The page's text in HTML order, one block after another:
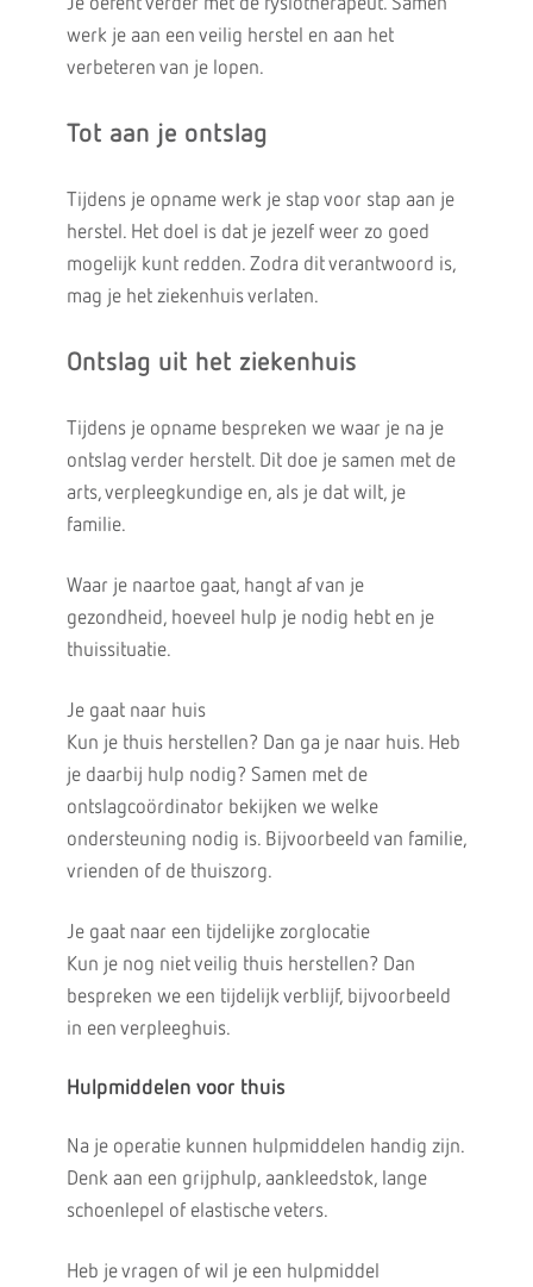
Je oefent verder met de fysiotherapeut. Samen
werk je aan een veilig herstel en aan het
verbeteren van je lopen.
Tot aan je ontslag
Tijdens je opname werk je stap voor stap aan je
herstel. Het doel is dat je jezelf weer zo goed
mogelijk kunt redden. Zodra dit verantwoord is,
mag je het ziekenhuis verlaten.
Ontslag uit het ziekenhuis
Tijdens je opname bespreken we waar je na je
ontslag verder herstelt. Dit doe je samen met de
arts, verpleegkundige en, als je dat wilt, je
familie.
Waar je naartoe gaat, hangt af van je
gezondheid, hoeveel hulp je nodig hebt en je
thuissituatie.
Je gaat naar huis
Kun je thuis herstellen? Dan ga je naar huis. Heb
je daarbij hulp nodig? Samen met de
ontslagcoördinator bekijken we welke
ondersteuning nodig is. Bijvoorbeeld van familie,
vrienden of de thuiszorg.
Je gaat naar een tijdelijke zorglocatie
Kun je nog niet veilig thuis herstellen? Dan
bespreken we een tijdelijk verblijf, bijvoorbeeld
in een verpleeghuis.
Hulpmiddelen voor thuis
Na je operatie kunnen hulpmiddelen handig zijn.
Denk aan een grijphulp, aankleedstok, lange
schoenlepel of elastische veters.
Heb je vragen of wil je een hulpmiddel